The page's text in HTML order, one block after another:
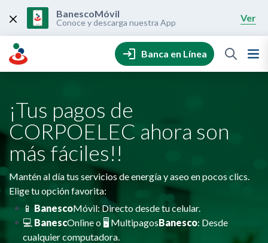
content
BanescoMóvil
Conoce y descarga nuestra App Ver
Banca en Línea
¡Tus pagos de
CORPOELEC ahora son
más fáciles!!
Mantén al día tus servicios de energía y aseo en pocos clics.
Elige tu opción favorita:
📱 BanescoMóvil: Directo desde tu celular.
💻 BanescOnline o 🖥️ MultipagosBanesco: Desde
cualquier computadora.